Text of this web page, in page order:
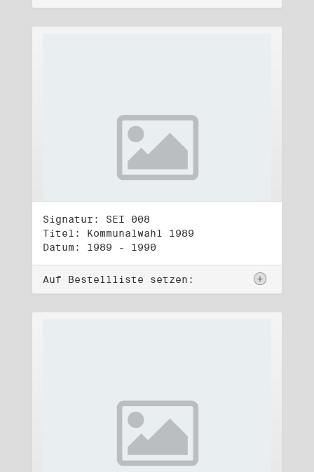
Signatur: SEI 008
Titel: Kommunalwahl 1989
Datum: 1989 - 1990
Auf Bestellliste setzen: